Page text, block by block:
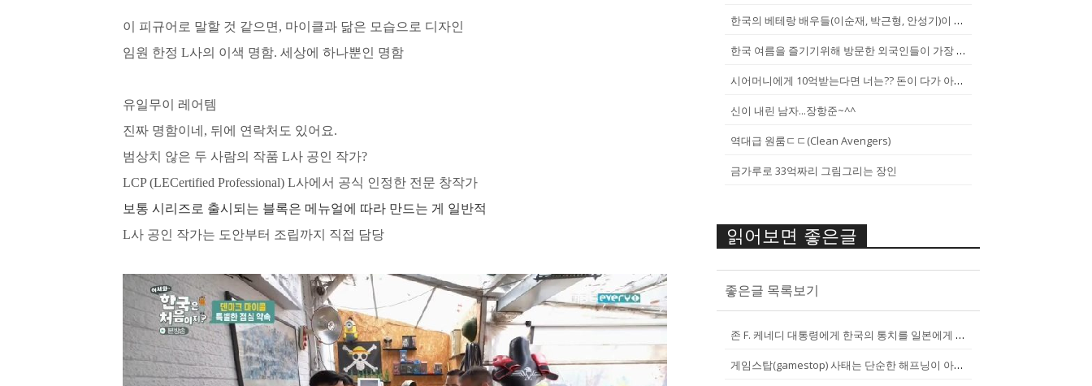
이 피규어로 말할 것 같으면, 마이클과 닮은 모습으로 디자인
임원 한정 L사의 이색 명함. 세상에 하나뿐인 명함
유일무이 레어템
진짜 명함이네, 뒤 에 연락처도 있어요.
범상치 않은 두 사람의 작품 L사 공인 작가?
LCP (LECertified Professional) L사에서 공식 인정한 전문 창작가
보통 시리즈로 출시되는 블록은 메뉴얼에 따라 만드는 게 일반적
L사 공인 작가는 도안부터 조립까지 직접 담당
한국의 베테랑 배우들(이순재, 박근형, 안성기)이 말하는 젊은 배우들
한국 여름을 즐기기위해 방문한 외국인들이 가장 신기하게 느끼는 것(암내가...
시어머니에게 10억받는다면 너는?? 돈이 다가 아냐~날 성장 시켜줄 남자...
신이 내린 남자...장항준~^^
역대급 원룸ㄷㄷ(Clean Avengers)
금가루로 33억짜리 그림그리는 장인
읽어보면 좋은글
좋은글 목록보기
존 F. 케네디 대통령에게 한국의 통치를 일본에게 넘기는걸 반대한 펄벅 ...
게임스탑(gamestop) 사태는 단순한 해프닝이 아니다.